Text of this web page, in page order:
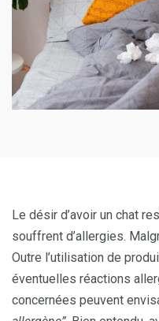
Le désir d’avoir un chat
souffrent d’allergies.
Outre l’utilisation de
éventuelles réactions
concernées peuvent